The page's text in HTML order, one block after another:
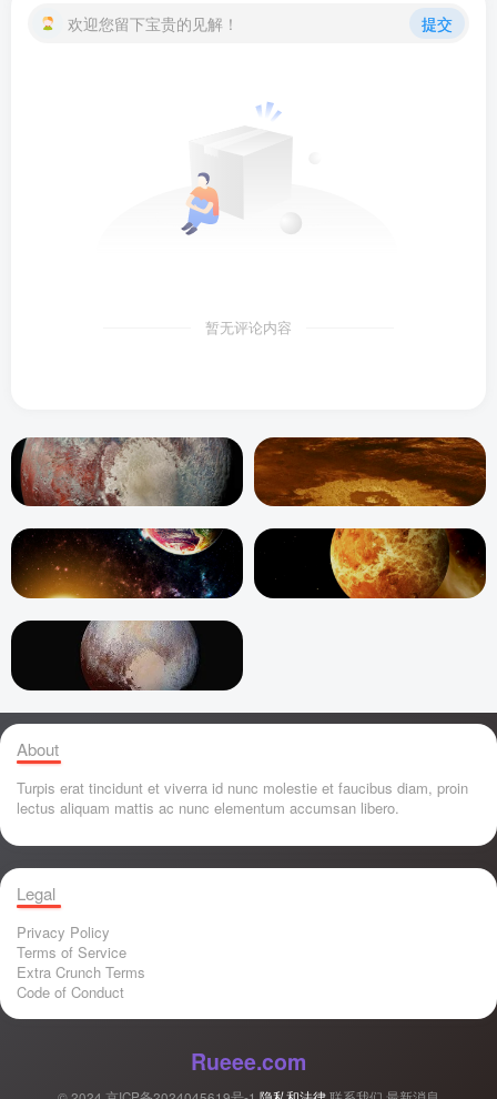
欢迎您留下宝贵的见解！ 提交
暂无评论内容
About
Turpis erat tincidunt et viverra id nunc molestie et faucibus diam, proin
lectus aliquam mattis ac nunc elementum accumsan libero.
Legal
Privacy Policy
Terms of Service
Extra Crunch Terms
Code of Conduct
Rueee.com